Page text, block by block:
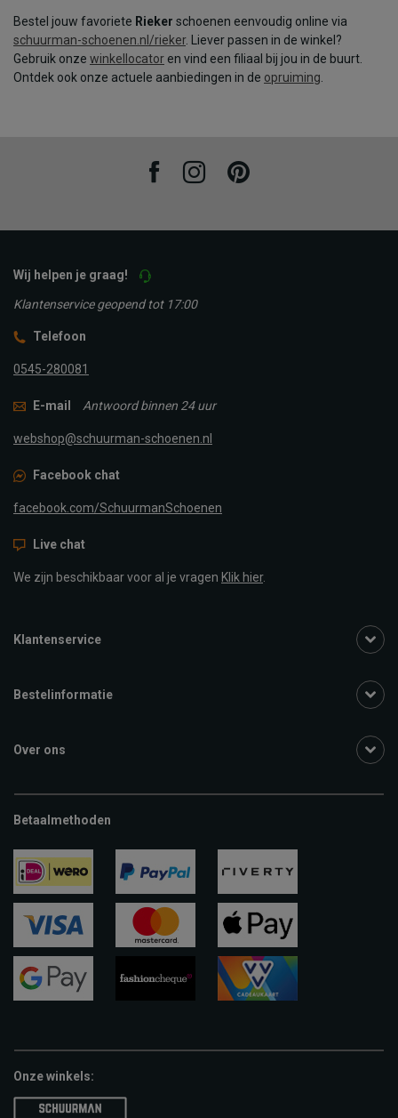
Bestel jouw favoriete Rieker schoenen eenvoudig online via
schuurman-schoenen.nl/rieker. Liever passen in de winkel?
Gebruik onze winkellocator en vind een filiaal bij jou in de buurt.
Ontdek ook onze actuele aanbiedingen in de opruiming
FacebookInstagramPinterest
Wij helpen je graag!
Klantenservice geopend tot 17:00
Telefoon
0545-280081
E-mail Antwoord binnen 24 uur
webshop@schuurman-schoenen.nl
Facebook chat
facebook.com/SchuurmanSchoenen
Live chat
We zijn beschikbaar voor al je vragen Klik hier.
Klantenservice
Bestelinformatie
Over ons
Betaalmethoden
ideal paypal riverty
visa
apple-
pay
Onze winkels: